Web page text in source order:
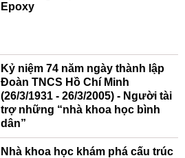
Epoxy
Kỷ niệm 74 năm ngày thành lập
Đoàn TNCS Hồ Chí Minh
(26/3/1931 - 26/3/2005) - Người tài
trợ những “nhà khoa học bình
dân”
Nhà khoa học khám phá cấu trúc